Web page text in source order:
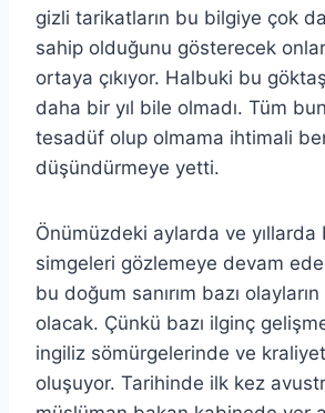
gizli tarikatların bu bilgiye çok
sahip olduğunu gösterecek
ortaya çıkıyor. Halbuki bu
daha bir yıl bile olmadı. Tüm
tesadüf olup olmama ihtimali
düşündürmeye yetti.
Önümüzdeki aylarda ve
simgeleri gözlemeye devam
bu doğum sanırım bazı olayların
olacak. Çünkü bazı ilginç
ingiliz sömürgelerinde ve
oluşuyor. Tarihinde ilk kez